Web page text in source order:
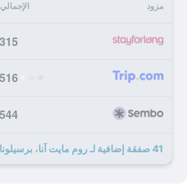
مزود
315 ﷼
516 ﷼
544 ﷼
41 صفقة إضافية لـ روم مايت آنا، برسيلونا